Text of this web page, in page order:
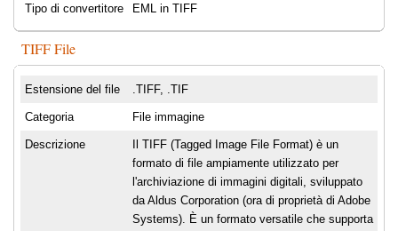
Tipo di convertitore EML in TIFF
TIFF File
Estensione del file .TIFF, .TIF
Categoria File immagine
Descrizione
Il TIFF (Tagged Image File Format) è un
formato di file ampiamente utilizzato per
l'archiviazione di immagini digitali, sviluppato
da Aldus Corporation (ora di proprietà di Adobe
Systems). È un formato versatile che supporta